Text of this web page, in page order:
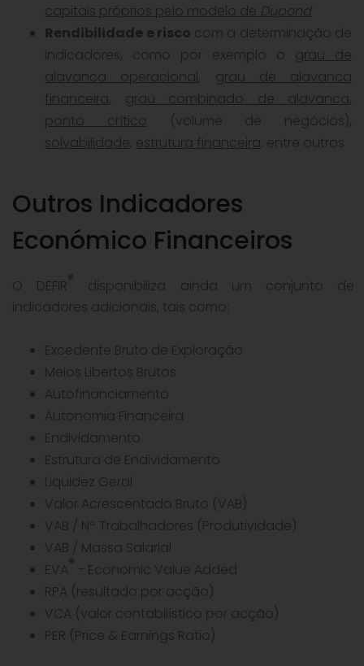
capitais próprios pelo modelo de Dupond
Rendibilidade e risco com a determinação de
indicadores, como por exemplo o grau de
alavanca operacional, grau de alavanca
financeira, grau combinado de alavanca,
ponto crítico (volume de negócios),
solvabilidade, estrutura financeira, entre outros
Outros Indicadores
Económico Financeiros
O DEFIR® disponibiliza ainda um conjunto de
indicadores adicionais, tais como:
Excedente Bruto de Exploração
Meios Libertos Brutos
Autofinanciamento
Autonomia Financeira
Endividamento
Estrutura de Endividamento
Liquidez Geral
Valor Acrescentado Bruto (VAB)
VAB / Nº Trabalhadores (Produtividade)
VAB / Massa Salarial
EVA® - Economic Value Added
RPA (resultado por acção)
VCA (valor contabilístico por acção)
PER (Price & Earnings Ratio)